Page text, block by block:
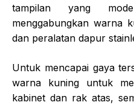
tampilan yang
menggabungkan warna
dan peralatan dapur
Untuk mencapai gaya
warna kuning untuk
kabinet dan rak atas,